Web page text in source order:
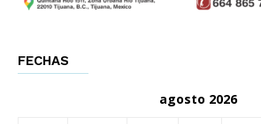
FECHAS
agosto 2026